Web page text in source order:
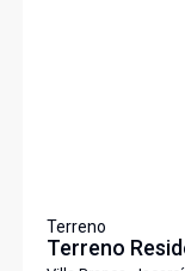
Terreno
Terreno